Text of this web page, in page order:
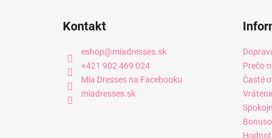
Kontakt
eshop@miadresses.sk
+421 902 469 024
Mia Dresses na Facebooku
miadresses.sk
Prečo
Časté